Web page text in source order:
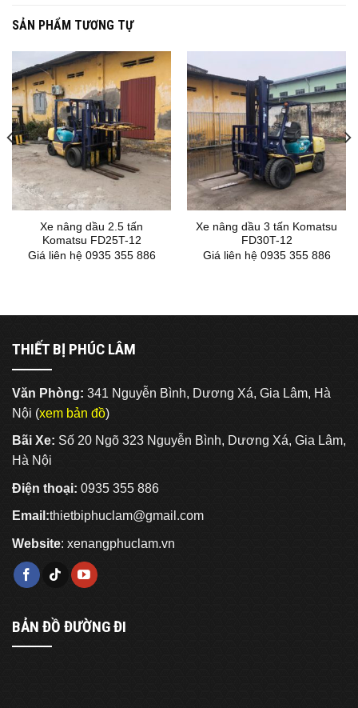
SẢN PHẨM TƯƠNG TỰ
Xe nâng dầu 2.5 tấn
Komatsu FD25T-12
Giá liên hệ 0935 355 886
Xe nâng dầu 3 tấn Komatsu
FD30T-12
Giá liên hệ 0935 355 886
THIẾT BỊ PHÚC LÂM
Văn Phòng: 341 Nguyễn Bình, Dương Xá, Gia Lâm, Hà
Nội (xem bản đồ)
Bãi Xe: Số 20 Ngõ 323 Nguyễn Bình, Dương Xá, Gia Lâm,
Hà Nội
Điện thoại: 0935 355 886
Email:thietbiphuclam@gmail.com
Website: xenangphuclam.vn
BẢN ĐỒ ĐƯỜNG ĐI